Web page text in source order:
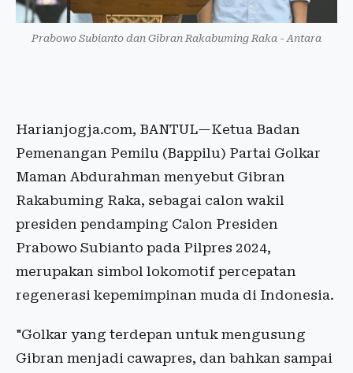
Prabowo Subianto dan Gibran Rakabuming Raka - Antara
Harianjogja.com, BANTUL—Ketua Badan
Pemenangan Pemilu (Bappilu) Partai Golkar
Maman Abdurahman menyebut Gibran
Rakabuming Raka, sebagai calon wakil
presiden pendamping Calon Presiden
Prabowo Subianto pada Pilpres 2024,
merupakan simbol lokomotif percepatan
regenerasi kepemimpinan muda di Indonesia.
"Golkar yang terdepan untuk mengusung
Gibran menjadi cawapres, dan bahkan sampai